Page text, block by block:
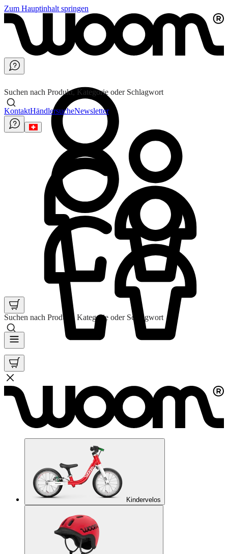
Zum Hauptinhalt springen
Suchen nach Produkt, Kategorie oder Schlagwort
Suchen nach Produkt, Kategorie oder Schlagwort
KontaktHändlersucheNewsletter
Kindervelos